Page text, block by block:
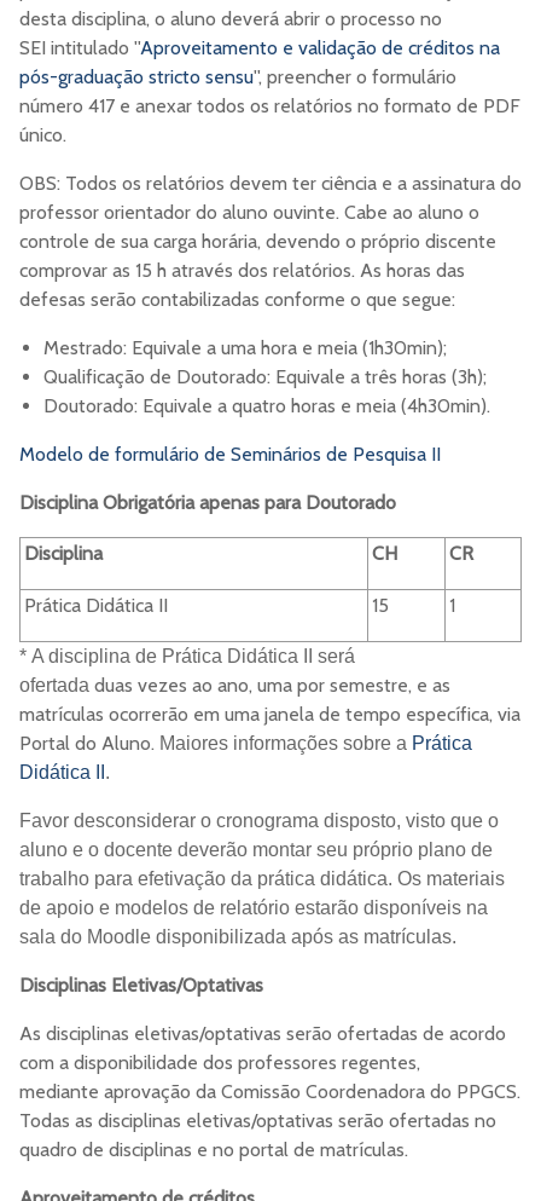
desta disciplina, o aluno deverá abrir o processo no
SEI intitulado ''Aproveitamento e validação de créditos na
pós-graduação stricto sensu'', preencher o formulário
número 417 e anexar todos os relatórios no formato de PDF
único.
OBS: Todos os relatórios devem ter ciência e a assinatura do
professor orientador do aluno ouvinte. Cabe ao aluno o
controle de sua carga horária, devendo o próprio discente
comprovar as 15 h através dos relatórios. As horas das
defesas serão contabilizadas conforme o que segue:
Mestrado: Equivale a uma hora e meia (1h30min);
Qualificação de Doutorado: Equivale a três horas (3h);
Doutorado: Equivale a quatro horas e meia (4h30min).
Modelo de formulário de Seminários de Pesquisa II
Disciplina Obrigatória apenas para Doutorado
Disciplina CH CR
Prática Didática II 15 1
* A disciplina de Prática Didática II será
ofertada duas vezes ao ano, uma por semestre, e as
matrículas ocorrerão em uma janela de tempo específica, via
Portal do Aluno. Maiores informações sobre a Prática
Didática II .
Favor desconsiderar o cronograma disposto, visto que o
aluno e o docente deverão montar seu próprio plano de
trabalho para efetivação da prática didática. Os materiais
de apoio e modelos de relatório estarão disponíveis na
sala do Moodle disponibilizada após as matrículas.
Disciplinas Eletivas/Optativas
As disciplinas eletivas/optativas serão ofertadas de acordo
com a disponibilidade dos professores regentes,
mediante aprovação da Comissão Coordenadora do PPGCS.
Todas as disciplinas eletivas/optativas serão ofertadas no
quadro de disciplinas e no portal de matrículas.